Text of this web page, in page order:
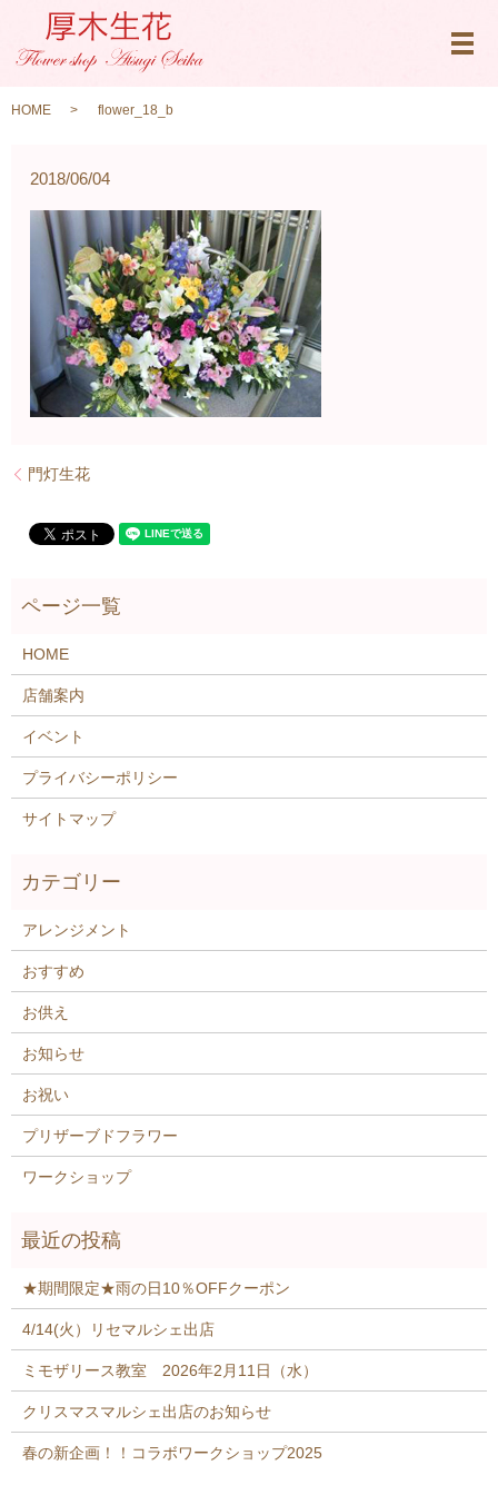
メ
HOME flower_18_b
2018/06/04
門灯生花
HOME
店舗案内
イベント
プライバシーポリシー
サイトマップ
アレンジメント
おすすめ
お供え
お知らせ
お祝い
プリザーブドフラワー
ワークショップ
★期間限定★雨の日10％OFFクーポン
4/14(火）リセマルシェ出店
ミモザリース教室 2026年2月11日（水）
クリスマスマルシェ出店のお知らせ
春の新企画！！コラボワークショップ2025